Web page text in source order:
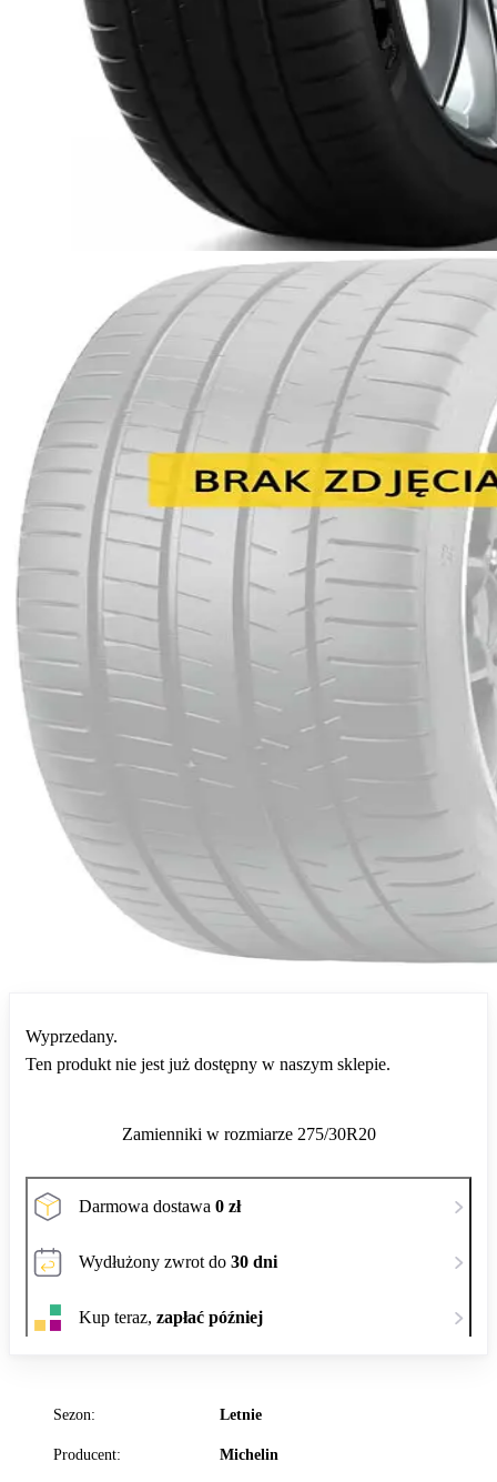
Sezon: Letnie
Producent: Michelin
Wyprzedany.
Ten produkt nie jest już dostępny w naszym sklepie.
Zamienniki w rozmiarze 275/30R20
Darmowa dostawa 0 zł
Wydłużony zwrot do 30 dni
Kup teraz, zapłać później